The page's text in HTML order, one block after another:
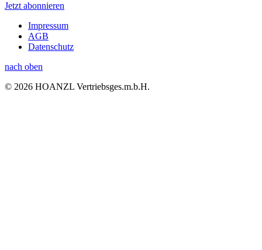
Jetzt abonnieren
Impressum
AGB
Datenschutz
nach oben
© 2026 HOANZL Vertriebsges.m.b.H.